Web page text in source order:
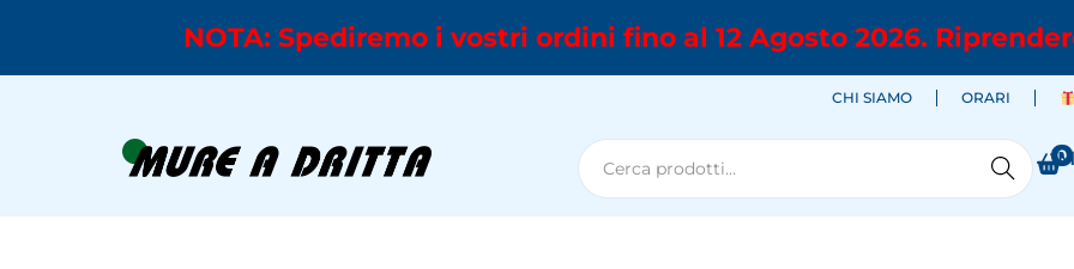
NOTA: Spediremo i vostri ordini fino al 12 Agosto 2026.
CHI SIAMO ORARI
Cerca
0